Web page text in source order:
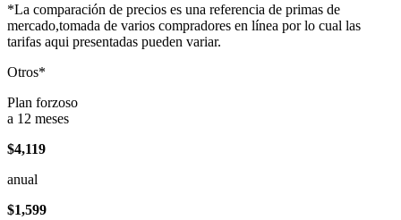
*La comparación de precios es una referencia de primas de
mercado,tomada de varios compradores en línea por lo cual las
tarifas aqui presentadas pueden variar.
Otros*
Plan forzoso
a 12 meses
$4,119
anual
$1,599